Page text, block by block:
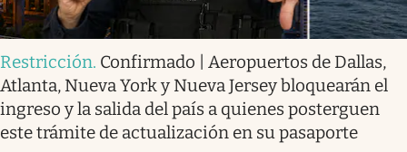
Restricción. Confirmado | Aeropuertos de Dallas,
Atlanta, Nueva York y Nueva Jersey bloquearán el
ingreso y la salida del país a quienes posterguen
este trámite de actualización en su pasaporte